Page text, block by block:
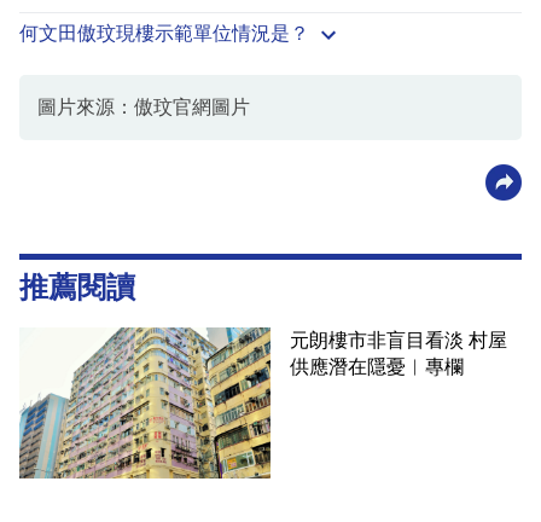
何文田傲玟現樓示範單位情況是？
圖片來源：傲玟官網圖片
推薦閱讀
元朗樓市非盲目看淡 村屋
供應潛在隱憂︳專欄